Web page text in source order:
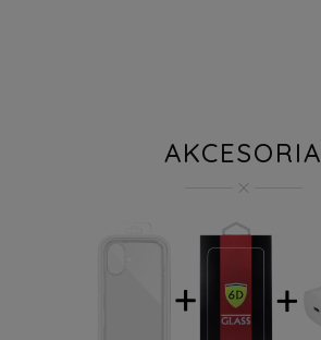
AKCESORIA